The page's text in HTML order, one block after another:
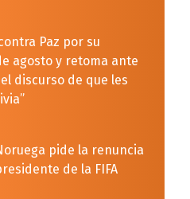
Paz por su
agosto y retoma ante
discurso de que les
pide la renuncia
de la FIFA